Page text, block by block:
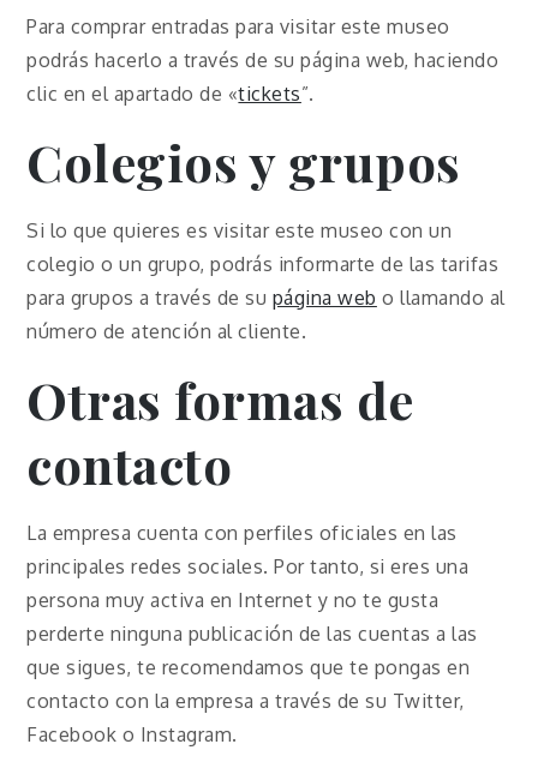
Para comprar entradas para visitar este museo
podrás hacerlo a través de su página web, haciendo
clic en el apartado de «tickets”.
Colegios y grupos
Si lo que quieres es visitar este museo con un
colegio o un grupo, podrás informarte de las tarifas
para grupos a través de su página web o llamando al
número de atención al cliente.
Otras formas de
contacto
La empresa cuenta con perfiles oficiales en las
principales redes sociales. Por tanto, si eres una
persona muy activa en Internet y no te gusta
perderte ninguna publicación de las cuentas a las
que sigues, te recomendamos que te pongas en
contacto con la empresa a través de su Twitter,
Facebook o Instagram.